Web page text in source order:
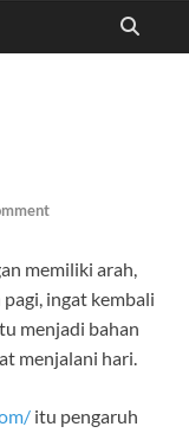
memiliki arah,
ingat kembali
menjadi bahan
menjalani hari.
itu pengaruh